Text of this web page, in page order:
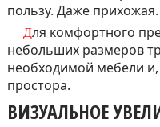
пользу. Даже прихожая.
Для комфортного пребывания в комнате
небольших размеров
необходимой мебели
простора.
ВИЗУАЛЬНОЕ